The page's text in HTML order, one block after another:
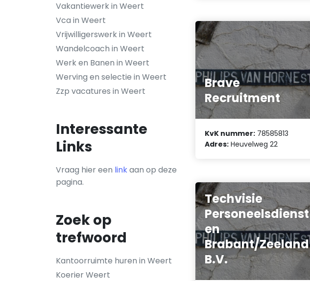
Vakantiewerk in Weert
Vca in Weert
Vrijwilligerswerk in Weert
Wandelcoach in Weert
Werk en Banen in Weert
Werving en selectie in Weert
Zzp vacatures in Weert
Interessante
Links
Vraag hier een linkaan op deze
pagina.
Zoek op
trefwoord
Kantoorruimte huren in Weert
Koerier Weert
Brave
Recruitment
KvK nummer: 78585813
Adres: Heuvelweg 22
Techvisie
Personeelsdienst
en
Brabant/Zeeland
B.V.